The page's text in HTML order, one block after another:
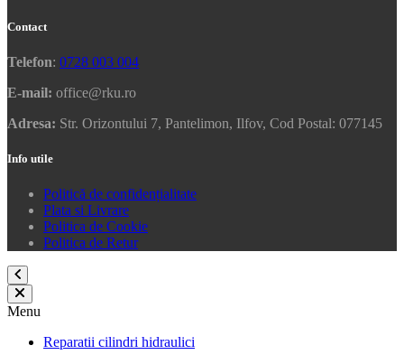
Contact
Telefon: 0728 003 004
E-mail: office@rku.ro
Adresa: Str. Orizontului 7, Pantelimon, Ilfov, Cod Postal: 077145
Info utile
Politică de confidențialitate
Plata si Livrare
Politica de Cookie
Politica de Retur
Menu
Reparatii cilindri hidraulici